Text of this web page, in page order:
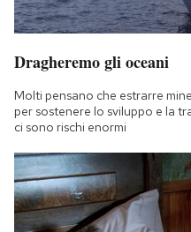
Dragheremo gli oceani
Molti pensano che estrarre
per sostenere lo sviluppo e la
ci sono rischi enormi